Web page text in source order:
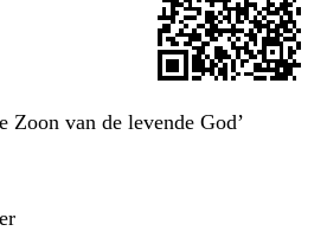
Zoon van de levende God’